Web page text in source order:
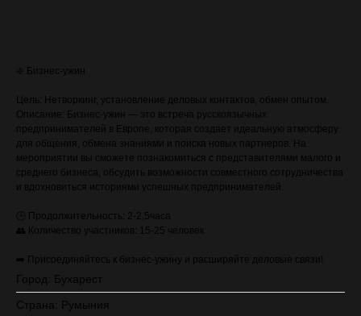
❇️ Бизнес-ужин
Цель: Нетворкинг, установление деловых контактов, обмен опытом.
Описание: Бизнес-ужин — это встреча русскоязычных
предпринимателей в Европе, которая создает идеальную атмосферу
для общения, обмена знаниями и поиска новых партнеров. На
мероприятии вы сможете познакомиться с представителями малого и
среднего бизнеса, обсудить возможности совместного сотрудничества
и вдохновиться историями успешных предпринимателей.
🕒 Продолжительность: 2-2,5часа
👥 Количество участников: 15-25 человек
➡️ Присоединяйтесь к бизнес-ужину и расширяйте деловые связи!
Город: Бухарест
Страна: Румыния